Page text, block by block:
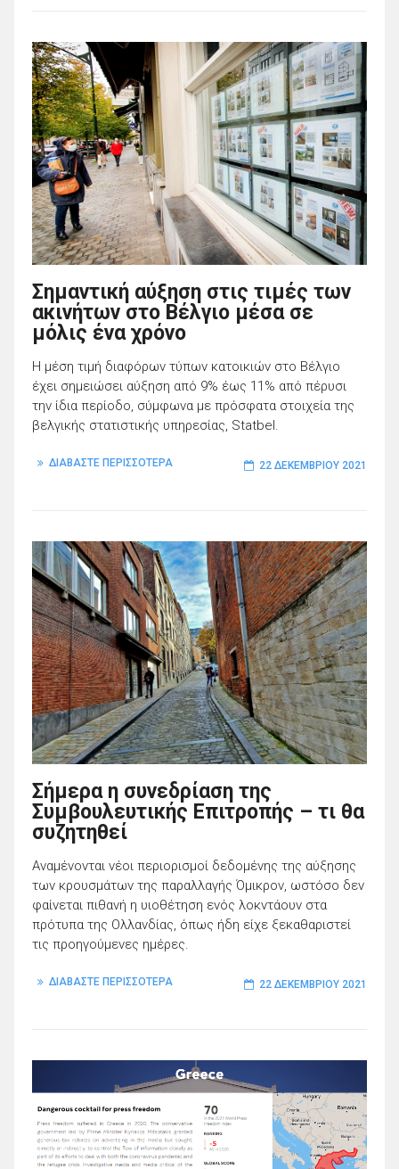
Σημαντική αύξηση στις τιμές των
ακινήτων στο Βέλγιο μέσα σε
μόλις ένα χρόνο
Η μέση τιμή διαφόρων τύπων κατοικιών στο Βέλγιο
έχει σημειώσει αύξηση από 9% έως 11% από πέρυσι
την ίδια περίοδο, σύμφωνα με πρόσφατα στοιχεία της
βελγικής στατιστικής υπηρεσίας, Statbel.
ΔΙΑΒΑΣΤΕ ΠΕΡΙΣΣΟΤΕΡΑ 22 ΔΕΚΕΜΒΡΊΟΥ 2021
Σήμερα η συνεδρίαση της
Συμβουλευτικής Επιτροπής – τι θα
συζητηθεί
Αναμένονται νέοι περιορισμοί δεδομένης της αύξησης
των κρουσμάτων της παραλλαγής Όμικρον, ωστόσο δεν
φαίνεται πιθανή η υιοθέτηση ενός λοκντάουν στα
πρότυπα της Ολλανδίας, όπως ήδη είχε ξεκαθαριστεί
τις προηγούμενες ημέρες.
ΔΙΑΒΑΣΤΕ ΠΕΡΙΣΣΟΤΕΡΑ 22 ΔΕΚΕΜΒΡΊΟΥ 2021